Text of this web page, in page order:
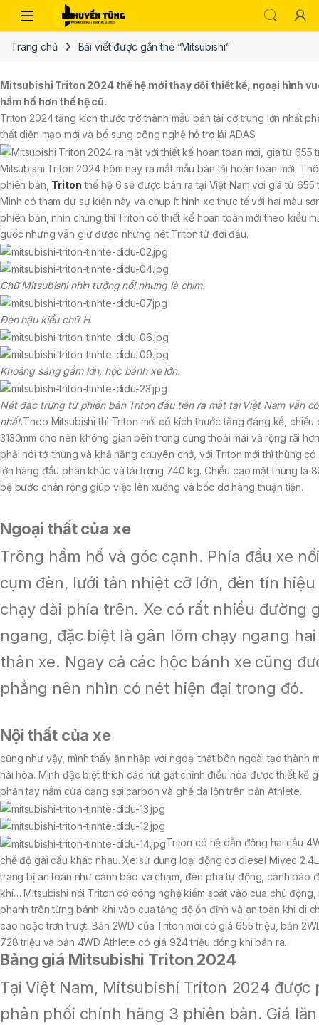
Trang chủ Bài viết được gắn thẻ “Mitsubishi”
Mitsubishi Triton 2024 thế hệ mới thay đổi thiết kế, ngoại hình
hầm hố hơn thế hệ cũ.
Triton 2024 tăng kích thước trở thành mẫu bán tải cỡ trung lớn nhất
thất diện mạo mới và bổ sung công nghệ hỗ trợ lái ADAS.
Mitsubishi Triton 2024 hôm nay ra mắt mẫu bán tải hoàn toàn mới.
phiên bản, Triton thế hệ 6 sẽ được bán ra tại Việt Nam với giá từ 655
Mình có tham dự sự kiện này và chụp ít hình xe thực tế với hai màu
phiên bản, nhìn chung thì Triton có thiết kế hoàn toàn mới theo kiểu
guốc nhưng vẫn giữ được những nét Triton từ đời đầu.
Chữ Mitsubishi nhìn tưởng nổi nhưng là chìm.
Đèn hậu kiểu chữ H.
Khoảng sáng gầm lớn, hộc bánh xe lớn.
Nét đặc trưng từ phiên bản Triton đầu tiên ra mắt tại Việt Nam vẫn
nhất.Theo Mitsubishi thì Triton mới có kích thước tăng đáng kể, chiều
3130mm cho nên không gian bên trong cũng thoải mái và rộng rãi
phải nói tới thùng và khả năng chuyên chở, với Triton mới thì thùng
lớn hàng đầu phân khúc và tải trọng 740 kg. Chiều cao mặt thùng là
bệ bước chân rộng giúp việc lên xuống và bốc dỡ hàng thuận tiện.
Ngoại thất của xe
Trông hầm hố và góc cạnh. Phía đầu xe
cụm đèn, lưới tản nhiệt cỡ lớn, đèn tín
chạy dài phía trên. Xe có rất nhiều đường
ngang, đặc biệt là gân lõm chạy ngang
thân xe. Ngay cả các hộc bánh xe cũng
phẳng nên nhìn có nét hiện đại trong đó.
Nội thất của xe
cũng như vậy, mình thấy ăn nhập với ngoại thất bên ngoài tạo thành
hài hòa. Mình đặc biệt thích các nút gạt chỉnh điều hòa được thiết kế
phần tay nắm cửa dạng sợi carbon và ghế da lộn trên bản Athlete.
Triton có hệ dẫn động hai cầu
chế độ gài cầu khác nhau. Xe sử dụng loại động cơ diesel Mivec
trang bị an toàn như cảnh báo va chạm, đèn pha tự động, cảnh báo
khí… Mitsubishi nói Triton có công nghệ kiểm soát vào cua chủ
phanh trên từng bánh khi vào cua tăng độ ổn định và an toàn khi di
cao hoặc trơn trượt. Bản 2WD của Triton mới có giá 655 triệu, bản
728 triệu và bản 4WD Athlete có giá 924 triệu đồng khi bán ra.
Bảng giá Mitsubishi Triton 2024
Tại Việt Nam, Mitsubishi Triton 2024 được
phân phối chính hãng 3 phiên bản. Giá